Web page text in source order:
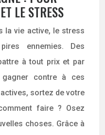
LE STRESS
la vie active, le stress
ennemies. Des
à tout prix et par
contre à ces
sortez de votre
faire ? Osez
choses. Grâce à